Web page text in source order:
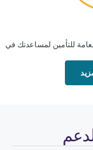
للتأمين لمساعدتك في